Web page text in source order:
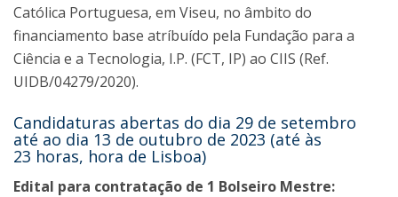
Católica Portuguesa, em Viseu, no âmbito do
financiamento base atríbuído pela Fundação para a
Ciência e a Tecnologia, I.P. (FCT, IP) ao CIIS (Ref.
UIDB/04279/2020).
Candidaturas abertas do dia 29 de setembro
até ao dia 13 de outubro de 2023 (até às
23 horas, hora de Lisboa)
Edital para contratação de 1 Bolseiro Mestre: